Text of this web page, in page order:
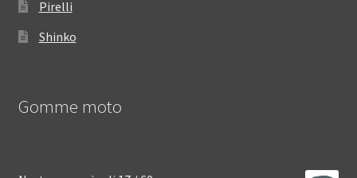
Pirelli
Shinko
Gomme moto